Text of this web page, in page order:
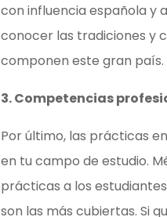
con influencia española y
conocer las tradiciones y
componen este gran país.
3. Competencias
Por último, las prácticas
en tu campo de estudio.
prácticas a los
son las más cubiertas. Si